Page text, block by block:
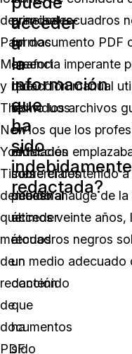
de
Paul
Manafort
y
The
New
York
Times
demuestran
que
métodos
de
redacción
de
documentos
PDF
acceder
a
la
información
que
ha
sido
indebidamente
redactada?
principales
formas
en
que
individuos
o
entidades
comerciales
pueden
acceder
a
un
contenido
que
ha
sido
grandes recuadros
un documento PDF
creencia imperante
redacción manual
como los archivos
en los que los
redacción
sobre el contenido
debido al auge de
últimos veinte años,
recuadros negros
un medio adecuado